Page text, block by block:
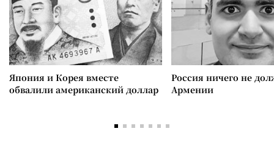
Япония и Корея вместе
обвалили американский доллар
Россия ничего не
Армении